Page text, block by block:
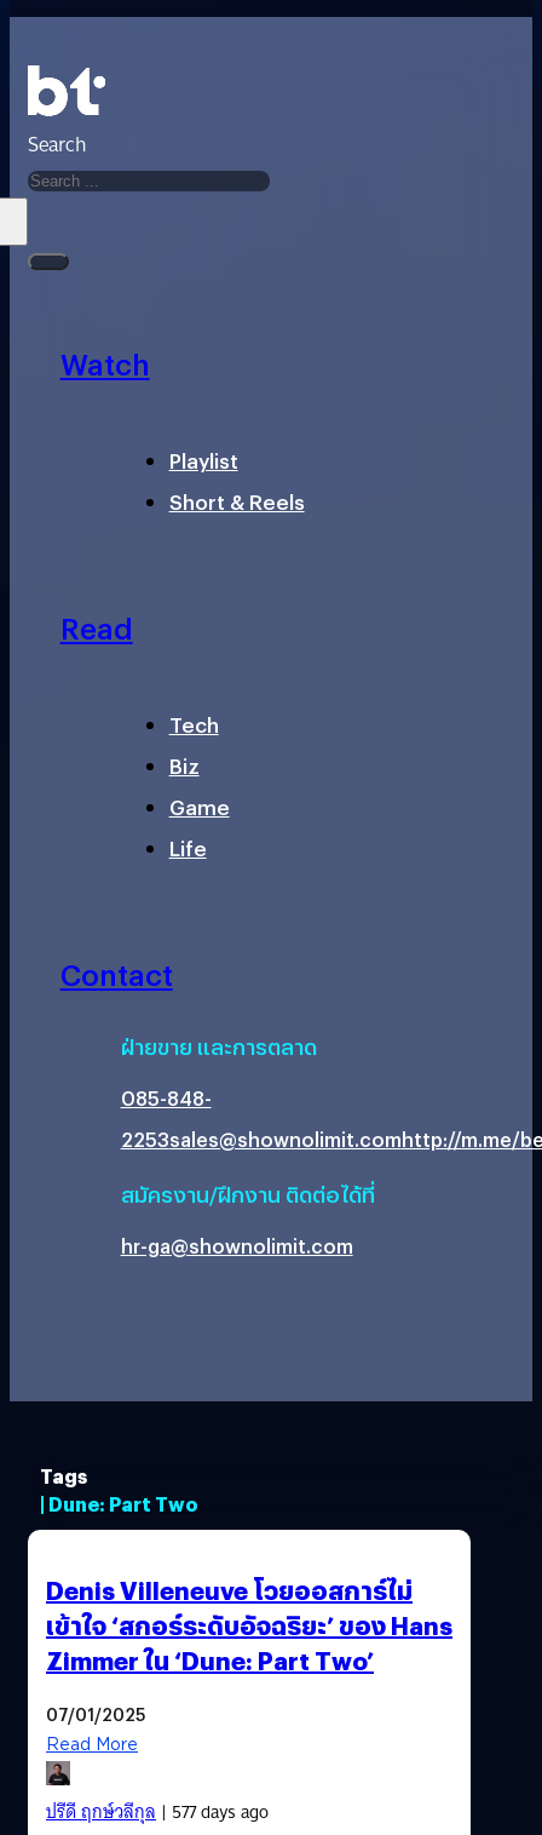
Search
Watch
Playlist
Short & Reels
Read
Tech
Biz
Game
Life
Contact
ฝ่ายขาย และการตลาด
085-848-
2253sales@shownolimit.comhttp://m.me/
สมัครงาน/ฝึกงาน ติดต่อได้ที่
hr-ga@shownolimit.com
Tags
| Dune: Part Two
Denis Villeneuve โวยออสการ์ไม่
เข้าใจ ‘สกอร์ระดับอัจฉริยะ’ ของ Hans
Zimmer ใน ‘Dune: Part Two’
07/01/2025
Read More
ปรีดี ฤกษ์วลีกุล| 577 days ago